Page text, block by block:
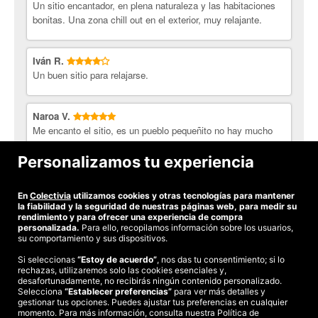
Un sitio encantador, en plena naturaleza y las habitaciones
bonitas. Una zona chill out en el exterior, muy relajante.
Iván R.
Un buen sitio para relajarse.
Naroa V.
Me encanto el sitio, es un pueblo pequeñito no hay mucho
que ver allí. Pero el sitio es precioso y hay una terraza muy
bonita. La decoracion está muy bien y en contraste con lo
Ver todas las opiniones
©2026 Colectivia
Términos y condiciones|Política de privacidad|Política de cookies
Estudio turismo de verano 2020
Personalizamos tu experiencia
En Colectivia utilizamos cookies y otras tecnologías para mantener
la fiabilidad y la seguridad de nuestras páginas web, para medir su
rendimiento y para ofrecer una experiencia de compra
personalizada. Para ello, recopilamos información sobre los usuarios,
su comportamiento y sus dispositivos.
Si seleccionas “Estoy de acuerdo”, nos das tu consentimiento; si lo
rechazas, utilizaremos solo las cookies esenciales y,
desafortunadamente, no recibirás ningún contenido personalizado.
Selecciona “Establecer preferencias” para ver más detalles y
gestionar tus opciones. Puedes ajustar tus preferencias en cualquier
momento. Para más información, consulta nuestra Política de